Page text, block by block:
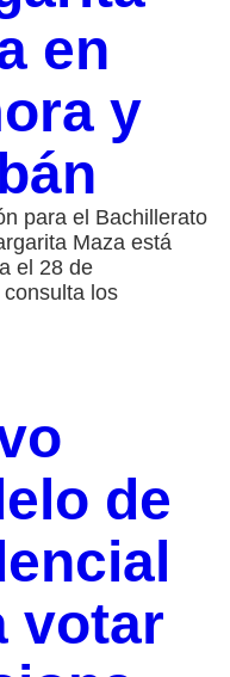
en
y
para el Bachillerato
Maza está
el 28 de
los
de
votar